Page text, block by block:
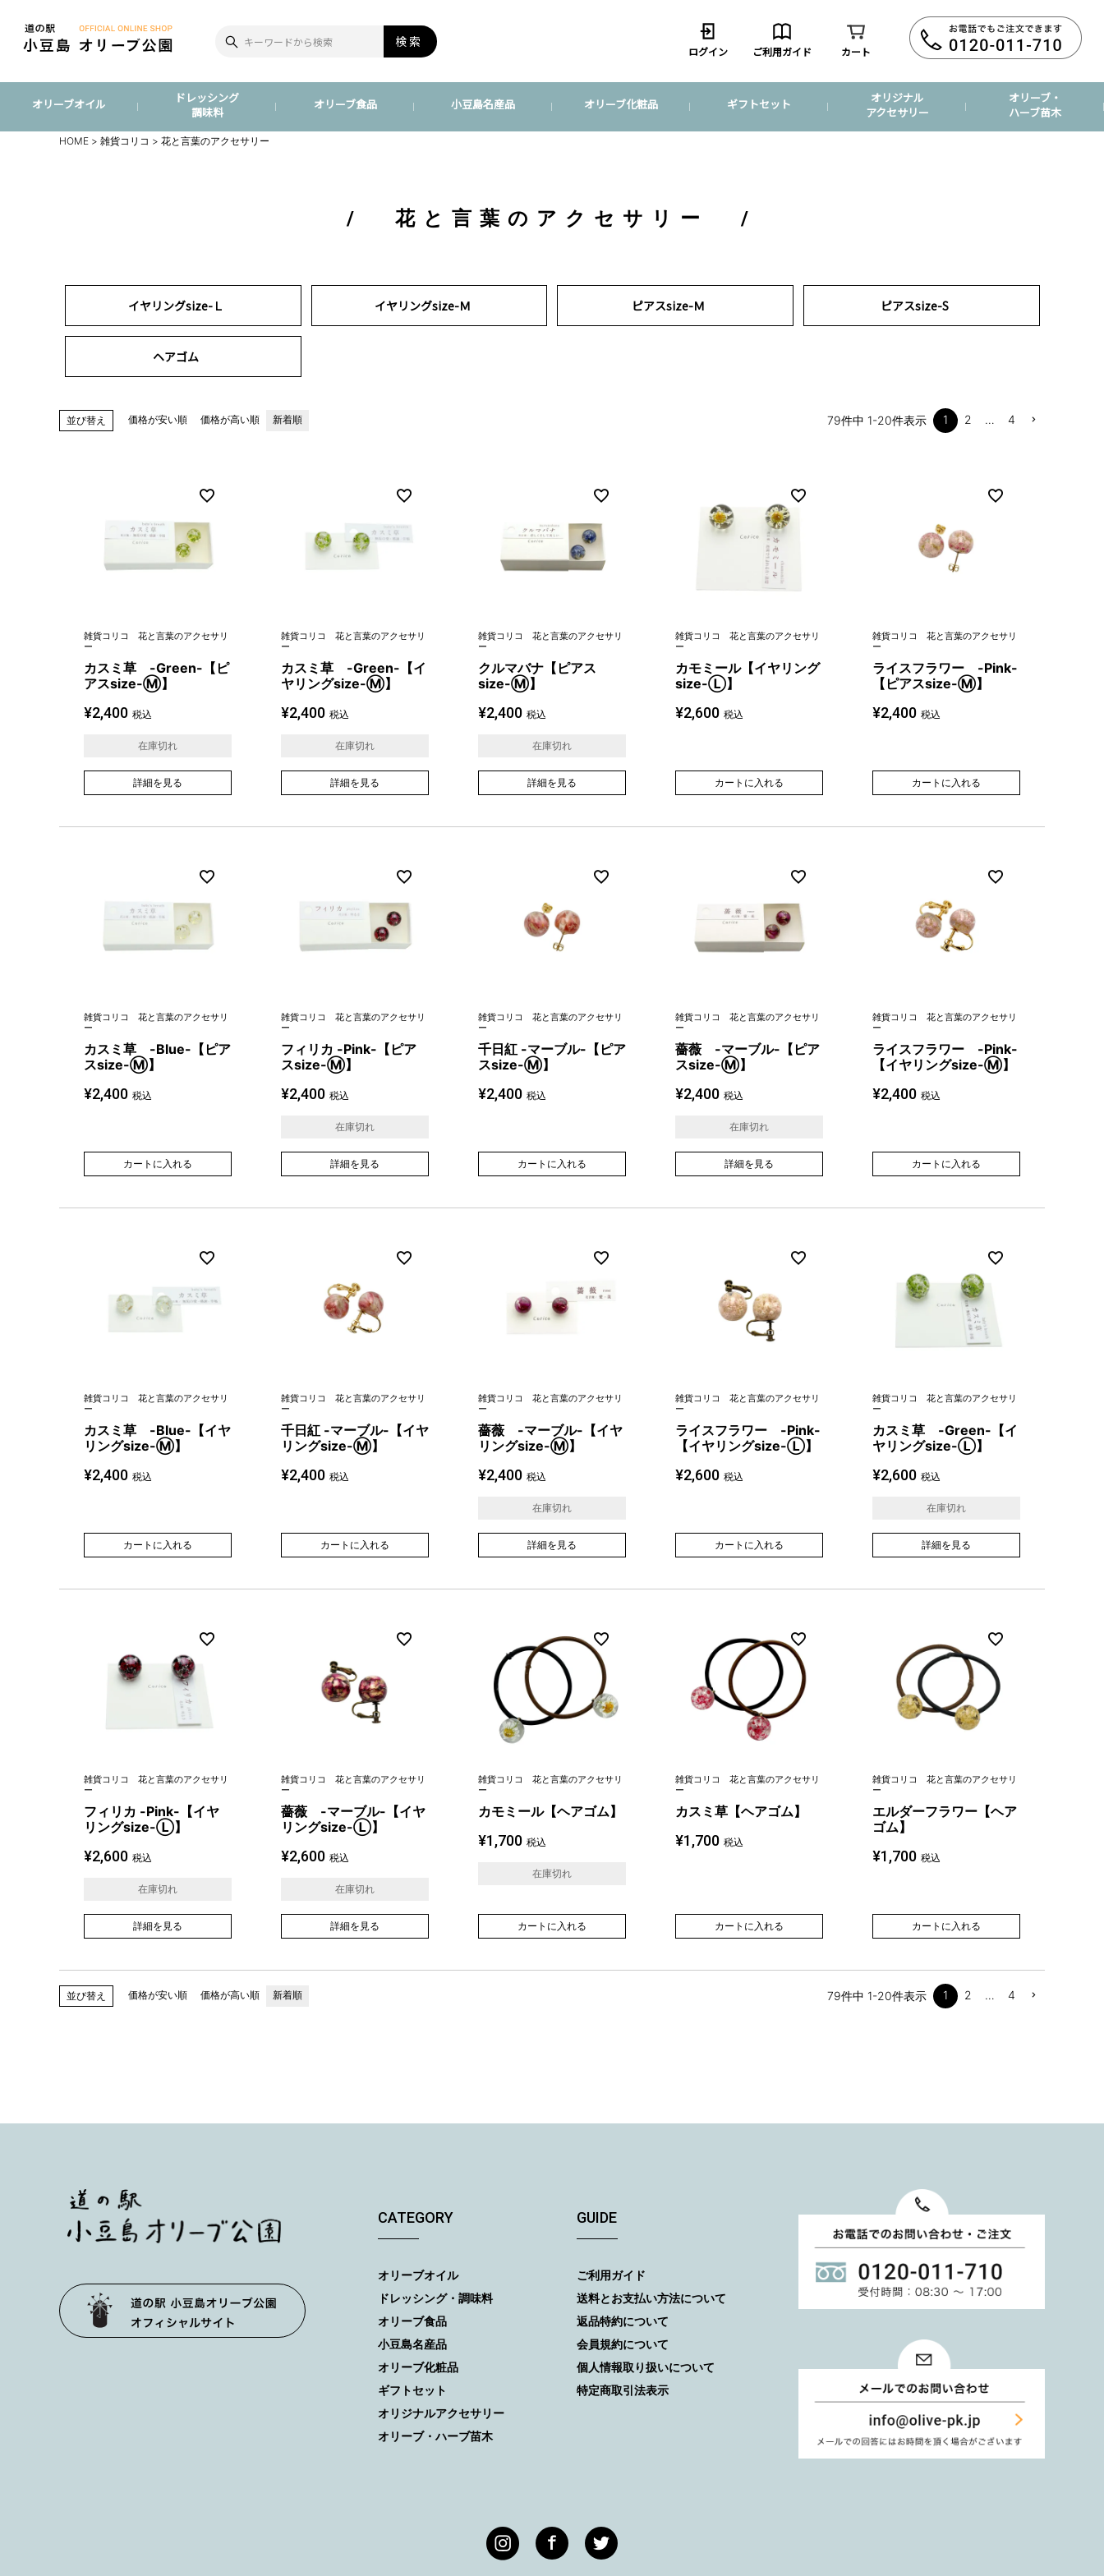
検索
ログイン ご利用ガイド カート
オリーブオイル
ドレッシング
調味料
オリーブ食品 小豆島名産品 オリーブ化粧品 ギフトセット
オリジナル
アクセサリー
オリーブ・
ハーブ苗木
HOME 雑貨コリコ 花と言葉のアクセサリー
花と言葉のアクセサリー
イヤリングsize-Ｌ イヤリングsize-Ｍ ピアスsize-Ｍ ピアスsize-S
ヘアゴム
並び替え 価格が安い順 価格が高い順 新着順 79件中 1-20件表示 1 2 … 4
雑貨コリコ 花と言葉のアクセサリ
ー
カスミ草 -Green-【ピ
アスsize-Ⓜ】
¥2,400 税込
在庫切れ
詳細を見る
雑貨コリコ 花と言葉のアクセサリ
ー
カスミ草 -Green-【イ
ヤリングsize-Ⓜ】
¥2,400 税込
在庫切れ
詳細を見る
雑貨コリコ 花と言葉のアクセサリ
ー
クルマバナ【ピアス
size-Ⓜ】
¥2,400 税込
在庫切れ
詳細を見る
雑貨コリコ 花と言葉のアクセサリ
ー
カモミール【イヤリング
size-Ⓛ】
¥2,600 税込
カートに入れる
雑貨コリコ 花と言葉のアクセサリ
ー
ライスフラワー -Pink-
【ピアスsize-Ⓜ】
¥2,400 税込
カートに入れる
雑貨コリコ 花と言葉のアクセサリ
ー
カスミ草 -Blue-【ピア
スsize-Ⓜ】
¥2,400 税込
カートに入れる
雑貨コリコ 花と言葉のアクセサリ
ー
フィリカ -Pink-【ピア
スsize-Ⓜ】
¥2,400 税込
在庫切れ
詳細を見る
雑貨コリコ 花と言葉のアクセサリ
ー
千日紅 -マーブル-【ピア
スsize-Ⓜ】
¥2,400 税込
カートに入れる
雑貨コリコ 花と言葉のアクセサリ
ー
薔薇 -マーブル-【ピア
スsize-Ⓜ】
¥2,400 税込
在庫切れ
詳細を見る
雑貨コリコ 花と言葉のアクセサリ
ー
ライスフラワー -Pink-
【イヤリングsize-Ⓜ】
¥2,400 税込
カートに入れる
雑貨コリコ 花と言葉のアクセサリ
ー
カスミ草 -Blue-【イヤ
リングsize-Ⓜ】
¥2,400 税込
カートに入れる
雑貨コリコ 花と言葉のアクセサリ
ー
千日紅 -マーブル-【イヤ
リングsize-Ⓜ】
¥2,400 税込
カートに入れる
雑貨コリコ 花と言葉のアクセサリ
ー
薔薇 -マーブル-【イヤ
リングsize-Ⓜ】
¥2,400 税込
在庫切れ
詳細を見る
雑貨コリコ 花と言葉のアクセサリ
ー
ライスフラワー -Pink-
【イヤリングsize-Ⓛ】
¥2,600 税込
カートに入れる
雑貨コリコ 花と言葉のアクセサリ
ー
カスミ草 -Green-【イ
ヤリングsize-Ⓛ】
¥2,600 税込
在庫切れ
詳細を見る
雑貨コリコ 花と言葉のアクセサリ
ー
フィリカ -Pink-【イヤ
リングsize-Ⓛ】
¥2,600 税込
在庫切れ
詳細を見る
雑貨コリコ 花と言葉のアクセサリ
ー
薔薇 -マーブル-【イヤ
リングsize-Ⓛ】
¥2,600 税込
在庫切れ
詳細を見る
雑貨コリコ 花と言葉のアクセサリ
ー
カモミール【ヘアゴム】
¥1,700 税込
在庫切れ
カートに入れる
雑貨コリコ 花と言葉のアクセサリ
ー
カスミ草【ヘアゴム】
¥1,700 税込
カートに入れる
雑貨コリコ 花と言葉のアクセサリ
ー
エルダーフラワー【ヘア
ゴム】
¥1,700 税込
カートに入れる
並び替え 価格が安い順 価格が高い順 新着順 79件中 1-20件表示 1 2 … 4
CATEGORY
オリーブオイル
ドレッシング・調味料
オリーブ食品
小豆島名産品
オリーブ化粧品
ギフトセット
オリジナルアクセサリー
オリーブ・ハーブ苗木
GUIDE
ご利用ガイド
送料とお支払い方法について
返品特約について
会員規約について
個人情報取り扱いについて
特定商取引法表示